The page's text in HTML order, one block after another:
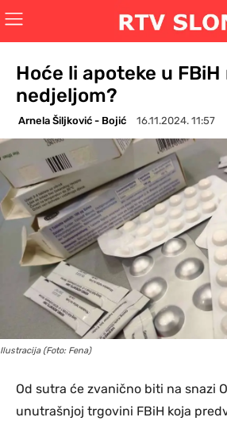
Hoće li apoteke u
nedjeljom?
Arnela Šiljković - Bojić 16.11.2024. 11:57
Ilustracija (Foto: Fena)
Od sutra će zvanično biti na snazi
unutrašnjoj trgovini FBiH koja